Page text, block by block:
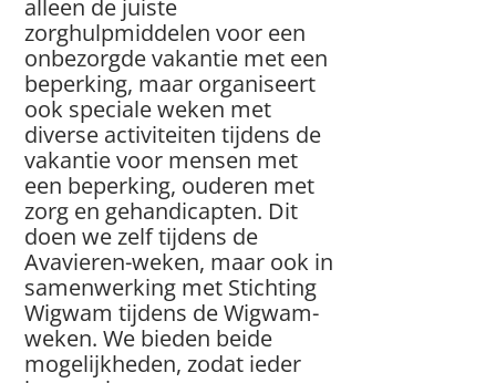
alleen de juiste
zorghulpmiddelen voor een
onbezorgde vakantie met een
beperking, maar organiseert
ook speciale weken met
diverse activiteiten tijdens de
vakantie voor mensen met
een beperking, ouderen met
zorg en gehandicapten. Dit
doen we zelf tijdens de
Avavieren-weken, maar ook in
samenwerking met Stichting
Wigwam tijdens de Wigwam-
weken. We bieden beide
mogelijkheden, zodat ieder